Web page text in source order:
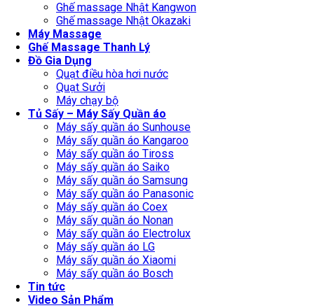
Ghế massage Nhật Kangwon
Ghế massage Nhật Okazaki
Máy Massage
Ghế Massage Thanh Lý
Đồ Gia Dụng
Quạt điều hòa hơi nước
Quạt Sưởi
Máy chạy bộ
Tủ Sấy – Máy Sấy Quần áo
Máy sấy quần áo Sunhouse
Máy sấy quần áo Kangaroo
Máy sấy quần áo Tiross
Máy sấy quần áo Saiko
Máy sấy quần áo Samsung
Máy sấy quần áo Panasonic
Máy sấy quần áo Coex
Máy sấy quần áo Nonan
Máy sấy quần áo Electrolux
Máy sấy quần áo LG
Máy sấy quần áo Xiaomi
Máy sấy quần áo Bosch
Tin tức
Video Sản Phẩm